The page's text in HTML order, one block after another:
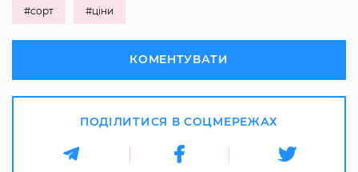
#сорт #ціни
КОМЕНТУВАТИ
ПОДІЛИТИСЯ В СОЦМЕРЕЖАХ